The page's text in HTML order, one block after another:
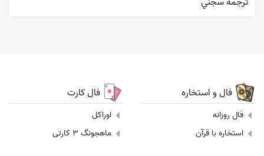
فال و استخاره
فال روزانه
استخاره با قرآن
فال کارت
اوراکل
ماهجونگ 3 کارتی